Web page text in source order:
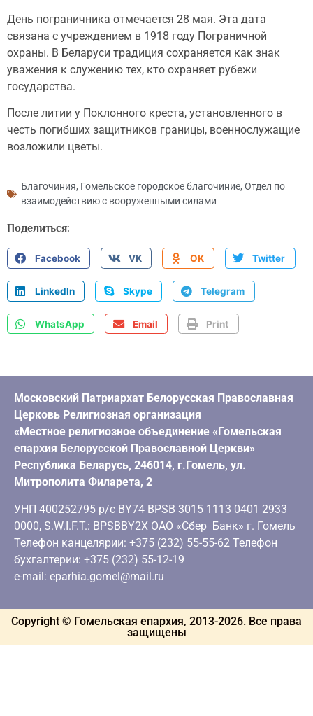
День пограничника отмечается 28 мая. Эта дата
связана с учреждением в 1918 году Пограничной
охраны. В Беларуси традиция сохраняется как знак
уважения к служению тех, кто охраняет рубежи
государства.
После литии у Поклонного креста, установленного в
честь погибших защитников границы, военнослужащие
возложили цветы.
Благочиния, Гомельское городское благочиние, Отдел по
взаимодействию с вооруженными силами
Поделиться:
Facebook VK OK Twitter
LinkedIn Skype Telegram
WhatsApp Email Print
Московский Патриархат Белорусская Православная
Церковь Религиозная организация
«Местное религиозное объединение «Гомельская
епархия Белорусской Православной Церкви»
Республика Беларусь, 246014, г.Гомель, ул.
Митрополита Филарета, 2
УНП 400252795 р/с BY74 BPSB 3015 1113 0401 2933
0000, S.W.I.F.T.: BPSBBY2X ОАО «Сбер Банк» г. Гомель
Телефон канцелярии: +375 (232) 55-55-62 Телефон
бухгалтерии: +375 (232) 55-12-19
e-mail: eparhia.gomel@mail.ru
Copyright © Гомельская епархия, 2013-2026. Все права
защищены